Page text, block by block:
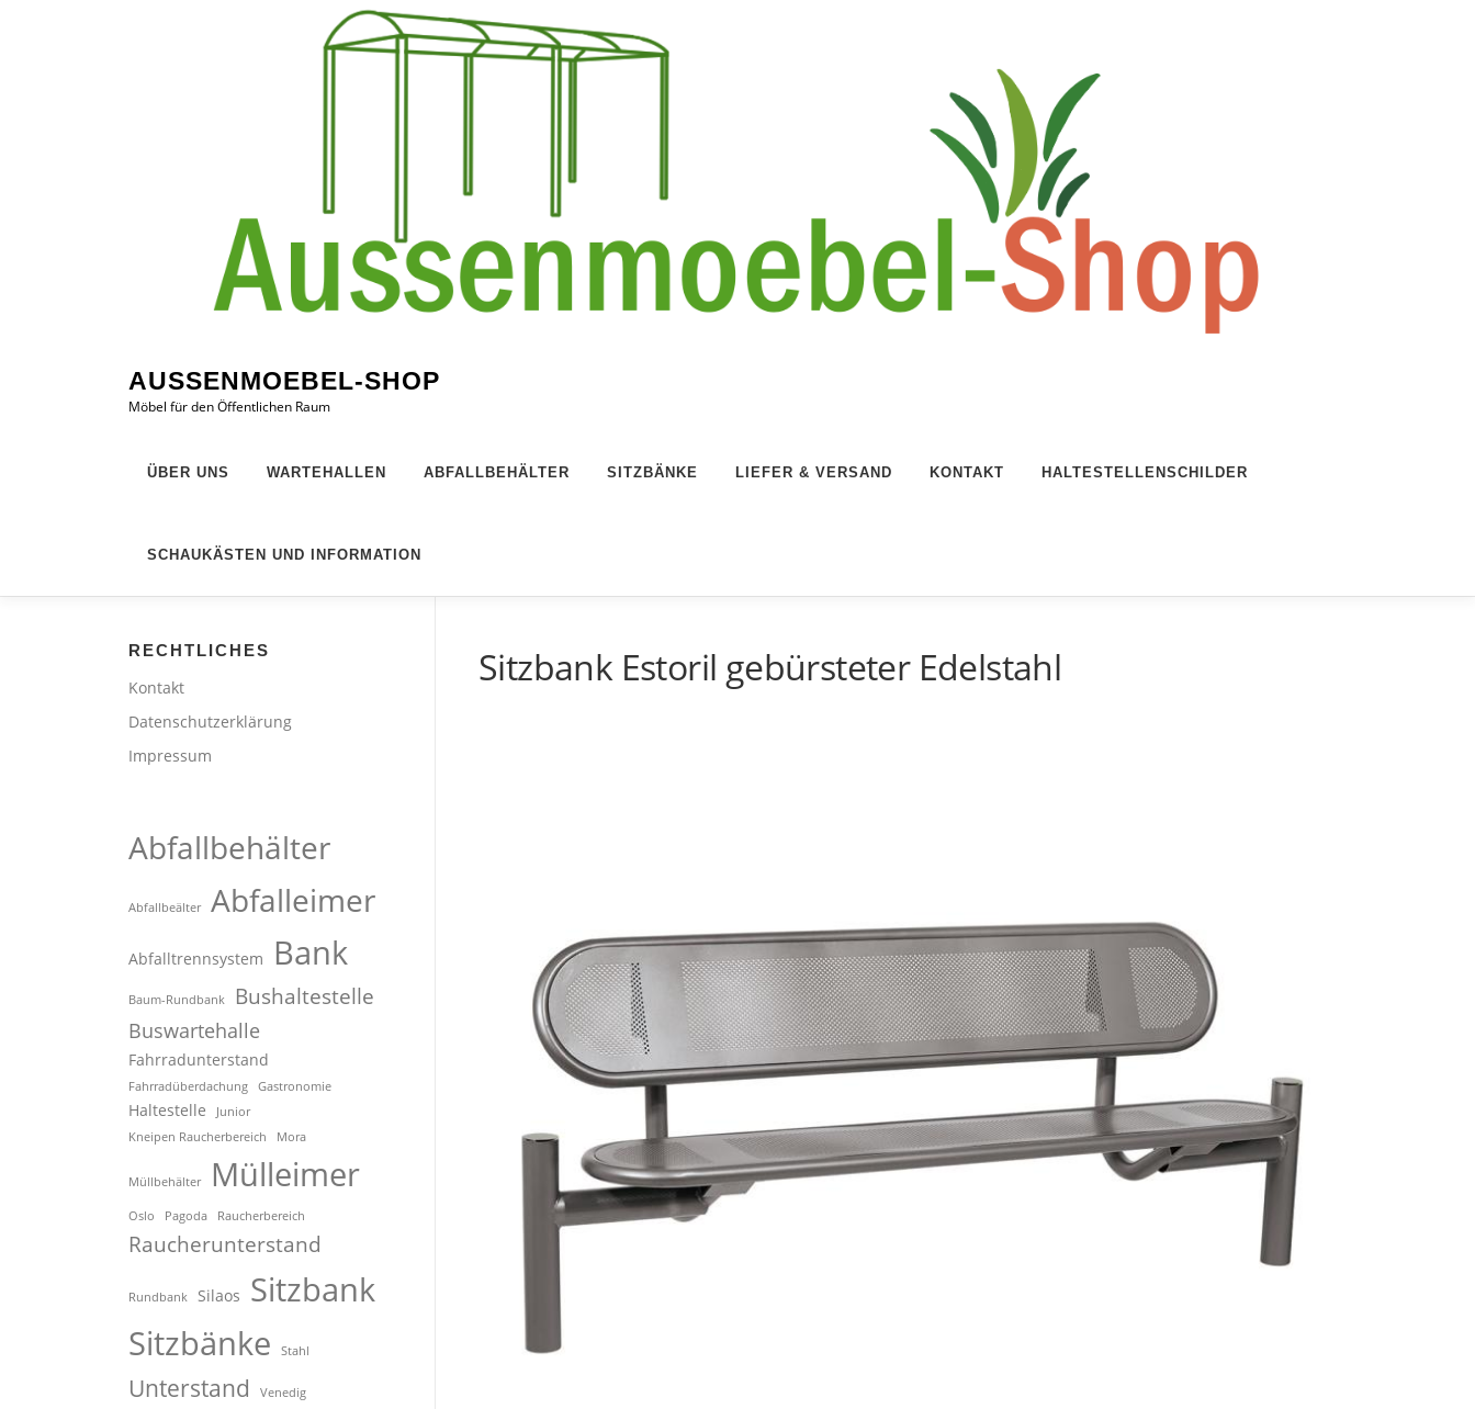
AUSSENMOEBEL-SHOP
Möbel für den Öffentlichen Raum
ÜBER UNS WARTEHALLEN ABFALLBEHÄLTER SITZBÄNKE LIEFER & VERSAND KONTAKT HALTESTELLENSCHILDER
SCHAUKÄSTEN UND INFORMATION
Sitzbank Estoril gebürsteter Edelstahl
RECHTLICHES
Kontakt
Datenschutzerklärung
Impressum
Abfallbehälter
Abfallbeälter Abfalleimer
Abfalltrennsystem Bank
Baum-Rundbank Bushaltestelle
Buswartehalle
Fahrradunterstand
Fahrradüberdachung Gastronomie
Haltestelle
Junior
Kneipen Raucherbereich
Mora
Müllbehälter Mülleimer
Oslo Pagoda Raucherbereich
Raucherunterstand
Rundbank Silaos Sitzbank
Sitzbänke
Stahl
Unterstand Venedig